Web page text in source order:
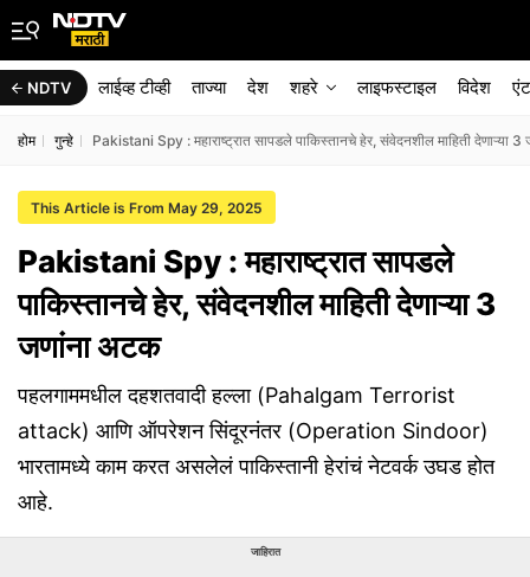
NDTV लाईव्ह टीव्ही ताज्या देश शहरे लाइफस्टाइल विदेश
होम गुन्हे Pakistani Spy : महाराष्ट्रात सापडले पाकिस्तानचे हेर, संवेदनशील माहिती देणाऱ्या
This Article is From May 29, 2025
Pakistani Spy : महाराष्ट्रात सापडले
पाकिस्तानचे हेर, संवेदनशील माहिती देणाऱ्या 3
जणांना अटक
पहलगाममधील दहशतवादी हल्ला (Pahalgam Terrorist
attack) आणि ऑपरेशन सिंदूरनंतर (Operation Sindoor)
भारतामध्ये काम करत असलेलं पाकिस्तानी हेरांचं नेटवर्क उघड होत
आहे.
जाहिरात